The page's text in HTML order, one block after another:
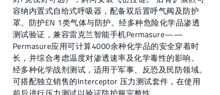
容纳内置式自给式呼吸器，配备双后置呼气阀及防护
罩。防护EN 1类气体与防护。经多种危险化学品渗透
测试验证，兼容雷克兰智能手机Permasure——
Permasure应用可计算4000余种化学品的安全穿着时
长，并综合考虑温度对渗透速率及化学毒性的影响。
经多种化学战剂测试，适用于军事、反恐及民防领域。
可搭配独立销售的Interceptor 压力测试套件，在使用